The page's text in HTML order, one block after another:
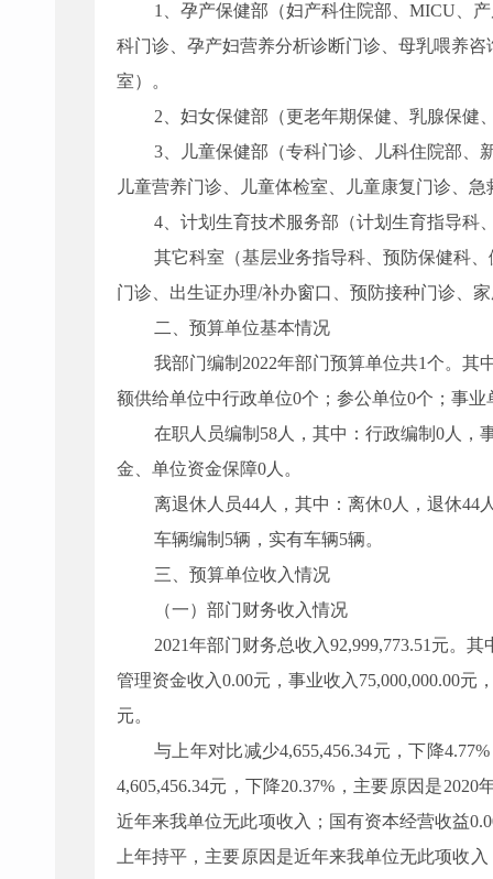
1、孕产保健部（妇产科住院部、MICU、
科门诊、孕产妇营养分析诊断门诊、母乳喂养
室）。
2、妇女保健部（更老年期保健、乳腺保健
3、儿童保健部（专科门诊、儿科住院部、
儿童营养门诊、儿童体检室、儿童康复门诊、急
4、计划生育技术服务部（计划生育指导科
其它科室（基层业务指导科、预防保健科
门诊、出生证办理/补办窗口、预防接种门诊、
二、预算单位基本情况
我部门编制 2022年部门预算单位共1个。其
额供给单位中行政单位0个；参公单位0个；事业
在职人员编制 58 人，其中：行政编制 0 人，
金、单位资金保障0 人。
离退休人员44 人，其中：离休0 人，退休44
车辆编制 5辆，实有车辆5辆。
三、预算单位收入情况
（一）部门财务收入情况
2021年部门财务总收入92,999,773.51 元。 其
管理资金收入0.00元 ， 事业收入 75,000,000.00元
元。
与上年对比减少4,655,456.34元，下降
4,605,456.34元，下降20.37%，主要原因是
近年来我单位无此项收入；国有资本经营收益
上年持平，主要原因是近年来我单位无此项收